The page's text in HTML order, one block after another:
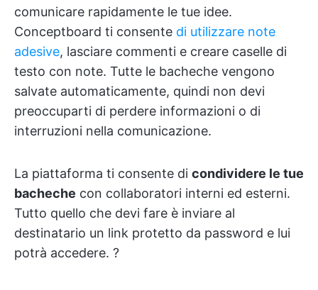
comunicare rapidamente le tue idee.
Conceptboard ti consente di utilizzare note
adesive, lasciare commenti e creare caselle di
testo con note. Tutte le bacheche vengono
salvate automaticamente, quindi non devi
preoccuparti di perdere informazioni o di
interruzioni nella comunicazione.
La piattaforma ti consente di condividere le tue
bacheche con collaboratori interni ed esterni.
Tutto quello che devi fare è inviare al
destinatario un link protetto da password e lui
potrà accedere. ?